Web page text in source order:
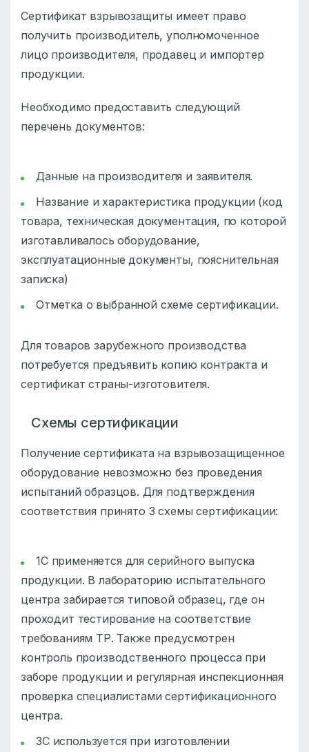
Сертификат взрывозащиты имеет право
получить производитель, уполномоченное
лицо производителя, продавец и импортер
продукции.
Необходимо предоставить следующий
перечень документов:
Данные на производителя и заявителя.
Название и характеристика продукции (код
товара, техническая документация, по которой
изготавливалось оборудование,
эксплуатационные документы, пояснительная
записка)
Отметка о выбранной схеме сертификации.
Для товаров зарубежного производства
потребуется предъявить копию контракта и
сертификат страны-изготовителя.
Схемы сертификации
Получение сертификата на взрывозащищенное
оборудование невозможно без проведения
испытаний образцов. Для подтверждения
соответствия принято 3 схемы сертификации:
1С применяется для серийного выпуска
продукции. В лабораторию испытательного
центра забирается типовой образец, где он
проходит тестирование на соответствие
требованиям ТР. Также предусмотрен
контроль производственного процесса при
заборе продукции и регулярная инспекционная
проверка специалистами сертификационного
центра.
3С используется при изготовлении